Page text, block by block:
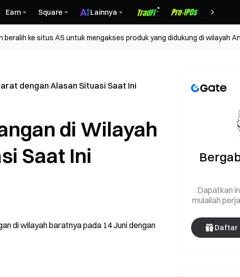
Earn Square Lainnya
ke situs AS untuk mengakses produk yang didukung di wilayah
dengan Alasan Situasi Saat Ini
di Wilayah
Saat Ini
di wilayah baratnya pada 14 Juni dengan
Dapatkan
mulailah
Daftar